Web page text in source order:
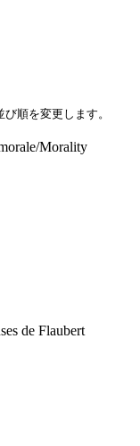
順を変更します。
Morality
de Flaubert